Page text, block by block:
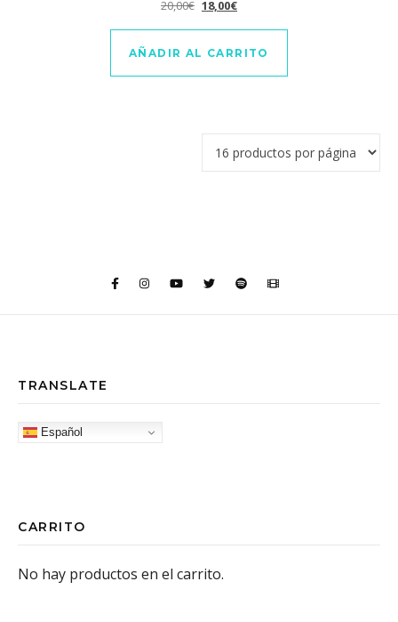
20,00€ El precio original era: 20,00€.
18,00€El precio actual es: 18,00€.
AÑADIR AL CARRITO
TRANSLATE
Español
CARRITO
No hay productos en el carrito.